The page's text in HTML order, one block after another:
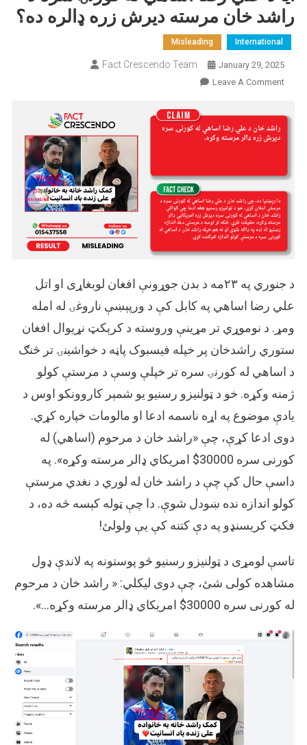
راشد خان مرسته دیرش زره ډالره ده؟
International
Misleading
January 29, 2025
Fact Crescendo Team
Leave A Comment
On
د
علي
له
کورنۍ
سره
د
راشد
خان
دیرش
زره
ده؟
د جنوري په ۲۳مه د بدن جوړونې افغان لوبغاړی او اتل
علي رضا اساهي په کابل کې د ورپېښې ناروغۍ له امله
ومړ. د نوموړي تر مړینې وروسته د کرېکټ نړیوال افغان
ستوري راشدخان پر خپله فیسبوک پاڼه د خواشینۍ تر څنګ
د اساهي له کورنۍ سره تر خپلې وسې د مرستې کولو
ژمنه وکړه. خو د ټولنیزو رسنیو یو شمېر کاروونکو اوس د
یادې موضوع په اړه ناسمه ادعا او مالومات خپاره کړي.
دوی ادعا کړې، چې «راشد خان د مرحوم (اساهي) له
کورنی سره 30000$ امريکاي ډالر مرسته وکړه». په
داسې حال کې چې د راشد خان له لوري د نغدي مرستې
کولو اندازه نده ښودل شوې. دا چې ټوله کېسه څه ده، د
فکټ کریسنډو په دې کتنه کې یې ولولئ!
تاسې لومړی د ټولنیزو رسنیو څو پوستونه په لاندې ډول
مشاهده کولی شئ، چې دوی لیکلي: « راشد خان د مرحوم
له کورنی سره 30000$ امريکاي ډالر مرسته وکړه…».